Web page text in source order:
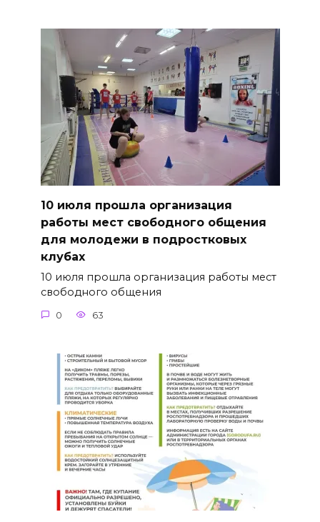
10 июля прошла организация
работы мест свободного общения
для молодежи в подростковых
клубах
10 июля прошла организация работы мест
свободного общения
0 63